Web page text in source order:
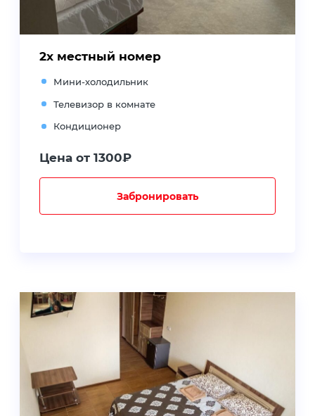
2х местный номер
Мини-холодильник
Телевизор в комнате
Кондиционер
Цена от 1300₽
Забронировать